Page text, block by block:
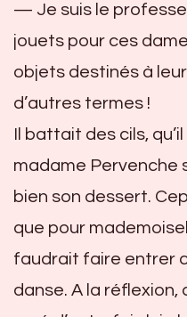
— Je suis le
jouets pour ces
objets destinés à
d’autres termes !
Il battait des cils,
madame Pervenche
bien son dessert.
que pour
faudrait faire entrer
danse. A la